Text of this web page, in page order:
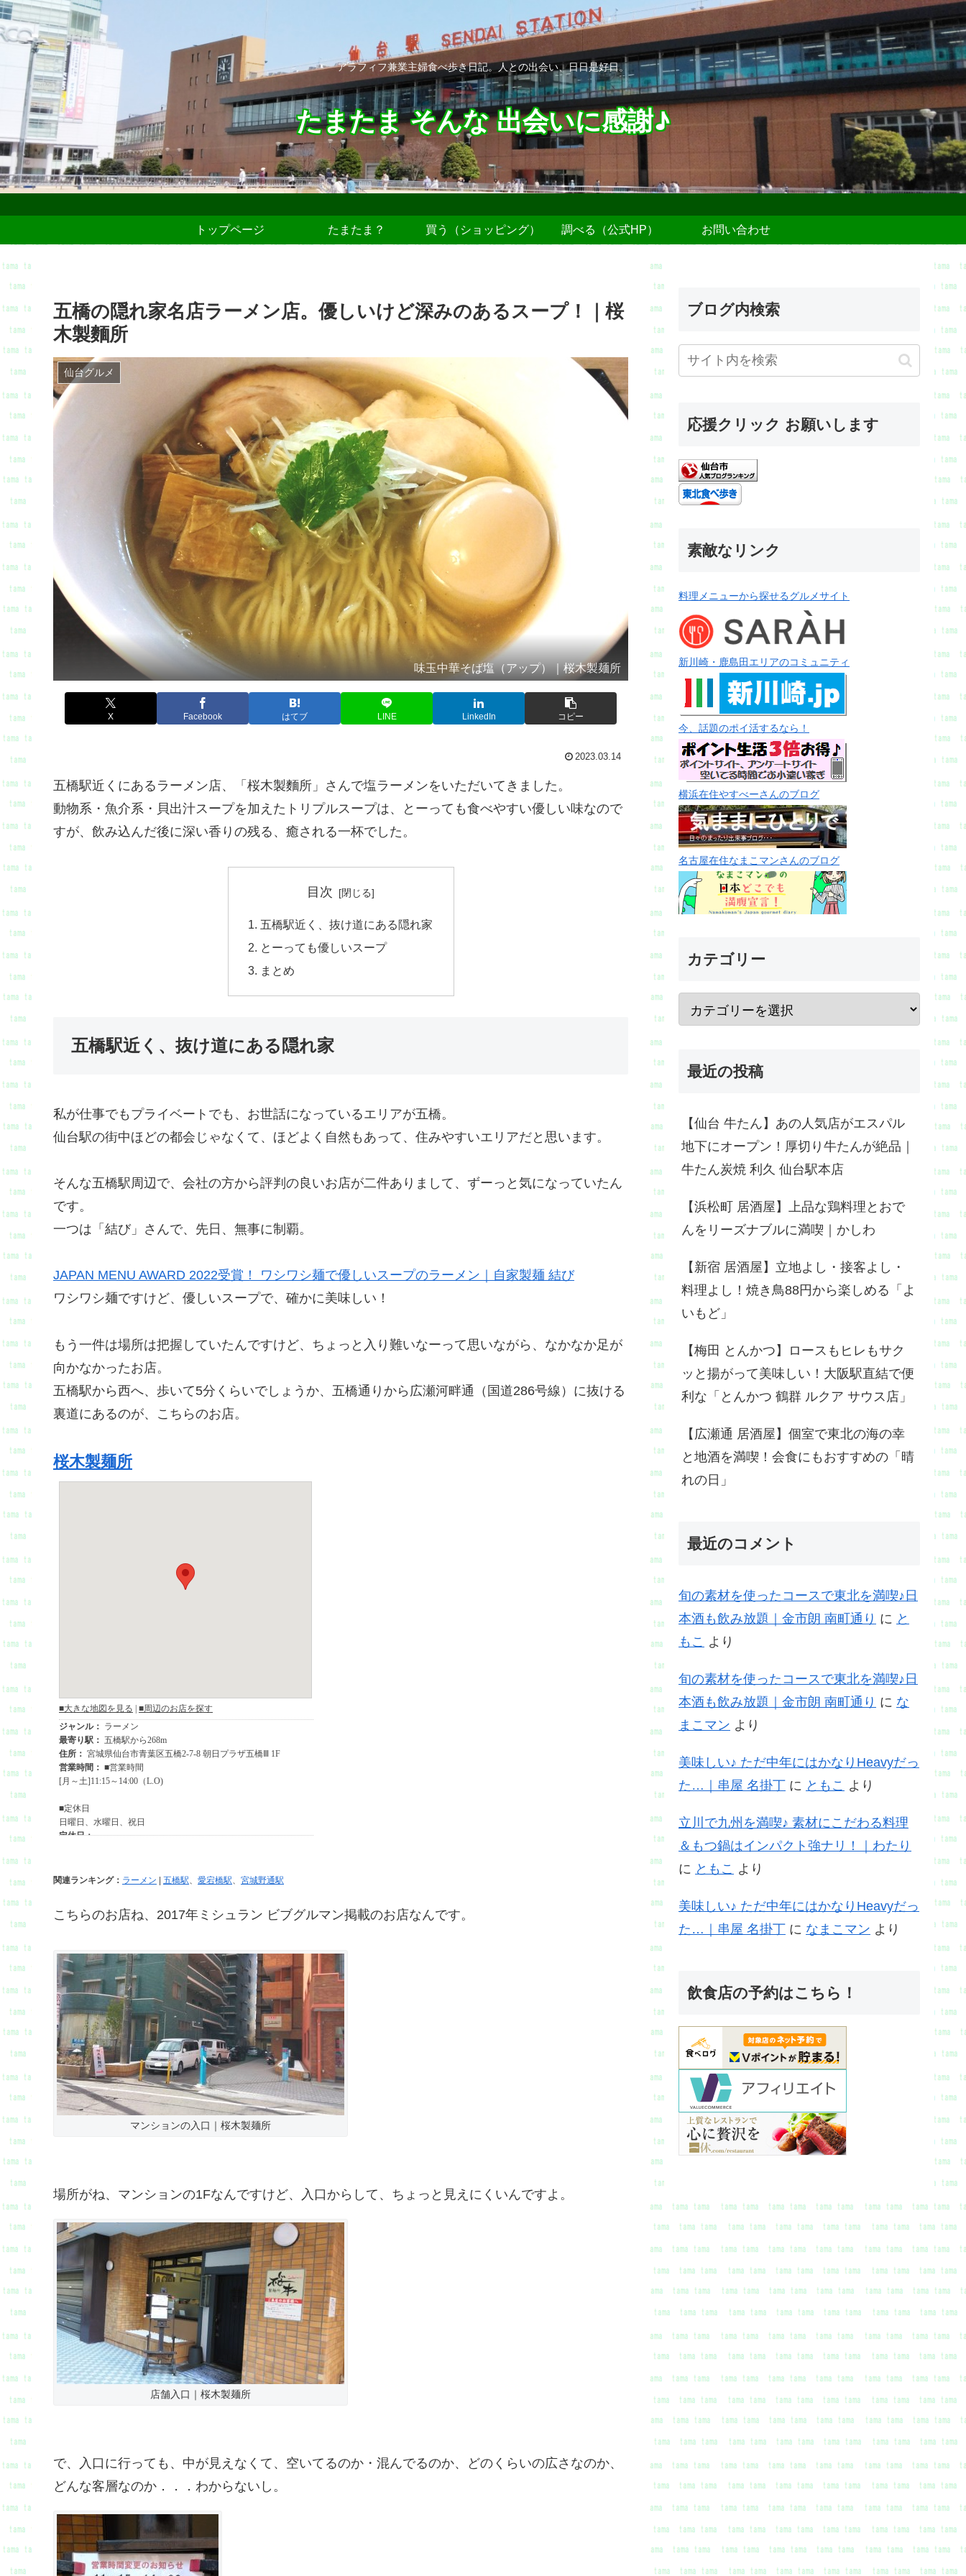
アラフィフ兼業主婦食べ歩き日記。人との出会い、日日是好日。
たまたま そんな 出会いに感謝♪
トップページ たまたま？ 買う（ショッピング） 調べる（公式HP） お問い合わせ
五橋の隠れ家名店ラーメン店。優しいけど深みのあるスープ！｜桜
木製麵所
仙台グルメ
味玉中華そば塩（アップ）｜桜木製麺所
X Facebook はてブ LINE LinkedIn コピー
2023.03.14
五橋駅近くにあるラーメン店、「桜木製麵所」さんで塩ラーメンをいただいてきました。
動物系・魚介系・貝出汁スープを加えたトリプルスープは、とーっても食べやすい優しい味なので
すが、飲み込んだ後に深い香りの残る、癒される一杯でした。
目次
五橋駅近く、抜け道にある隠れ家
とーっても優しいスープ
まとめ
五橋駅近く、抜け道にある隠れ家
私が仕事でもプライベートでも、お世話になっているエリアが五橋。
仙台駅の街中ほどの都会じゃなくて、ほどよく自然もあって、住みやすいエリアだと思います。
そんな五橋駅周辺で、会社の方から評判の良いお店が二件ありまして、ずーっと気になっていたん
です。
一つは「結び」さんで、先日、無事に制覇。
JAPAN MENU AWARD 2022受賞！ ワシワシ麺で優しいスープのラーメン｜自家製麺 結び
ワシワシ麺ですけど、優しいスープで、確かに美味しい！
もう一件は場所は把握していたんですけど、ちょっと入り難いなーって思いながら、なかなか足が
向かなかったお店。
五橋駅から西へ、歩いて5分くらいでしょうか、五橋通りから広瀬河畔通（国道286号線）に抜ける
裏道にあるのが、こちらのお店。
桜木製麺所
関連ランキング： ラーメン | 五橋駅 愛宕橋駅 宮城野通駅
こちらのお店ね、2017年ミシュラン ビブグルマン掲載のお店なんです。
マンションの入口｜桜木製麺所
場所がね、マンションの1Fなんですけど、入口からして、ちょっと見えにくいんですよ。
店舗入口｜桜木製麺所
で、入口に行っても、中が見えなくて、空いてるのか・混んでるのか、どのくらいの広さなのか、
どんな客層なのか．．．わからないし。
ブログ内検索
応援クリック お願いします
素敵なリンク
料理メニューから探せるグルメサイト
新川崎・鹿島田エリアのコミュニティ
今、話題のポイ活するなら！
横浜在住やすべーさんのブログ
名古屋在住なまこマンさんのブログ
カテゴリー
最近の投稿
【仙台 牛たん】あの人気店がエスパル
地下にオープン！厚切り牛たんが絶品｜
牛たん炭焼 利久 仙台駅本店
【浜松町 居酒屋】上品な鶏料理とおで
んをリーズナブルに満喫｜かしわ
【新宿 居酒屋】立地よし・接客よし・
料理よし！焼き鳥88円から楽しめる「よ
いもど」
【梅田 とんかつ】ロースもヒレもサク
ッと揚がって美味しい！大阪駅直結で便
利な「とんかつ 鶴群 ルクア サウス店」
【広瀬通 居酒屋】個室で東北の海の幸
と地酒を満喫！会食にもおすすめの「晴
れの日」
最近のコメント
旬の素材を使ったコースで東北を満喫♪日
本酒も飲み放題｜金市朗 南町通り に と
もこ より
旬の素材を使ったコースで東北を満喫♪日
本酒も飲み放題｜金市朗 南町通り に な
まこマン より
美味しい♪ ただ中年にはかなりHeavyだっ
た…｜串屋 名掛丁 に ともこ より
立川で九州を満喫♪ 素材にこだわる料理
＆もつ鍋はインパクト強ナリ！｜わたり
に ともこ より
美味しい♪ ただ中年にはかなりHeavyだっ
た…｜串屋 名掛丁 に なまこマン より
飲食店の予約はこちら！